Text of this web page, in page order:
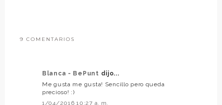
9 COMENTARIOS
Blanca - BePunt dijo...
Me gusta me gusta! Sencillo pero queda
precioso! :)
1/04/2016 10:27 a. m.